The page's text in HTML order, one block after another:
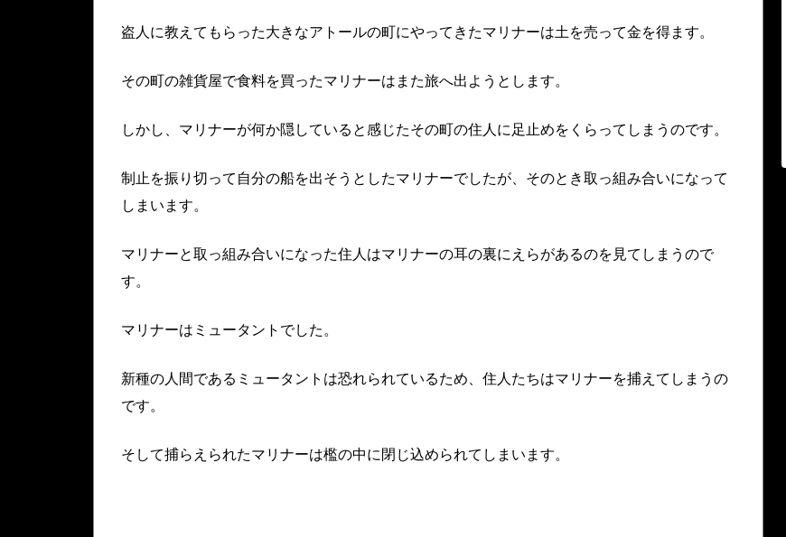
盗人に教えてもらった大きなアトールの町にやってきたマリナーは土を売って金を得ます。
その町の雑貨屋で食料を買ったマリナーはまた旅へ出ようとします。
しかし、マリナーが何か隠していると感じたその町の住人に足止めをくらってしまうのです。
制止を振り切って自分の船を出そうとしたマリナーでしたが、そのとき取っ組み合いになって
しまいます。
マリナーと取っ組み合いになった住人はマリナーの耳の裏にえらがあるのを見てしまうので
す。
マリナーはミュータントでした。
新種の人間であるミュータントは恐れられているため、住人たちはマリナーを捕えてしまうの
です。
そして捕らえられたマリナーは檻の中に閉じ込められてしまいます。